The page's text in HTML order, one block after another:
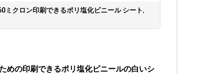
ミクロン印刷できるポリ塩化ビニール シート,
めの印刷できるポリ塩化ビニールの白いシ